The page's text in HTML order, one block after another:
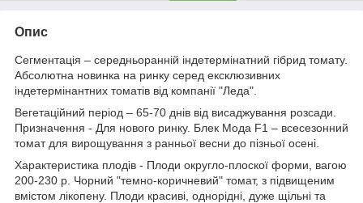
Опис
Сегментація – середньоранній індетермінатний гібрид томату.
Абсолютна новинка на ринку серед ексклюзивних
індетермінантних томатів від компанії "Леда".
Вегетаційний період – 65-70 днів від висаджування розсади.
Призначення - Для нового ринку. Блек Мода F1 – всесезонний
томат для вирощування з ранньої весни до пізньої осені.
Характеристика плодів - Плоди округло-плоскої форми, вагою
200-230 р. Чорний "темно-коричневий" томат, з підвищеним
вмістом лікопену. Плоди красиві, однорідні, дуже щільні та